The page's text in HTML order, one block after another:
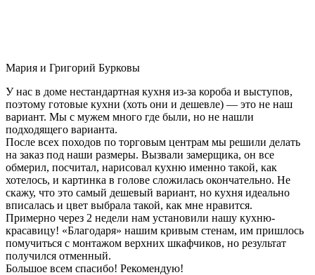
Мария и Григорий Бурковы
У нас в доме нестандартная кухня из-за короба и выступов,
поэтому готовые кухни (хоть они и дешевле) — это не наш
вариант. Мы с мужем много где были, но не нашли
подходящего варианта.
После всех походов по торговым центрам мы решили делать
на заказ под наши размеры. Вызвали замерщика, он все
обмерил, посчитал, нарисовал кухню именно такой, как
хотелось, и картинка в голове сложилась окончательно. Не
скажу, что это самый дешевый вариант, но кухня идеально
вписалась и цвет выбрала такой, как мне нравится.
Примерно через 2 недели нам установили нашу кухню-
красавицу! «Благодаря» нашим кривым стенам, им пришлось
помучиться с монтажом верхних шкафчиков, но результат
получился отменный.
Большое всем спасибо! Рекомендую!